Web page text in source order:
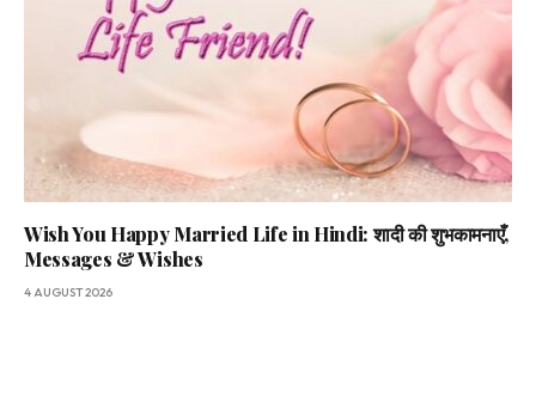
Wish You Happy Married Life in Hindi: शादी की शुभकामनाएँ,
Messages & Wishes
4 AUGUST 2026